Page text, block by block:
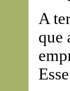
A
que